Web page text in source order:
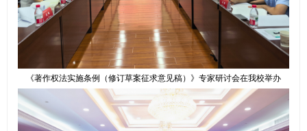
《著作权法实施条例（修订草案征求意见稿）》专家研讨会在我校举办